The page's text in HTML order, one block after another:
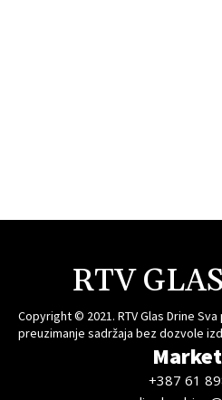
RTV
Copyright © 2021. RTV Glas Drine
preuzimanje sadržaja bez dozvole
+387 61